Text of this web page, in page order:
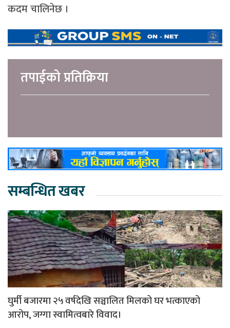
कदम चालिनेछ ।
तपाईको प्रतिक्रिया
सम्बन्धित खबर
घुर्मी बजारमा २५ वर्षदेखि सञ्चालित मिलको घर भत्काएको
आरोप, जग्गा स्वामित्वबारे विवाद।